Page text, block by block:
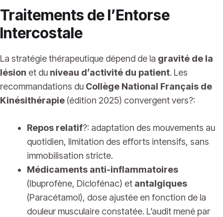
Traitements de l’Entorse
Intercostale
La stratégie thérapeutique dépend de la gravité de la
lésion et du niveau d’activité du patient. Les
recommandations du Collège National Français de
Kinésithérapie (édition 2025) convergent vers?:
Repos relatif?: adaptation des mouvements au
quotidien, limitation des efforts intensifs, sans
immobilisation stricte.
Médicaments anti-inflammatoires
(Ibuprofène, Diclofénac) et antalgiques
(Paracétamol), dose ajustée en fonction de la
douleur musculaire constatée. L’audit mené par